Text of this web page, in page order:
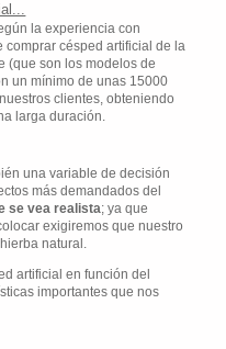
la experiencia con
comprar césped artificial de la
(que son los modelos de
un mínimo de unas 15000
clientes, obteniendo
larga duración.
una variable de decisión
más demandados del
se vea realista; ya que
exigiremos que nuestro
natural.
artificial en función del
importantes que nos